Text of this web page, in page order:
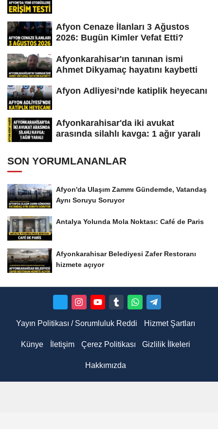
Afyon Cenaze İlanları 3 Ağustos
2026: Bugün Kimler Vefat Etti?
Afyonkarahisar'ın tanınan ismi
Ahmet Dikyamaç hayatını kaybetti
Afyon Adliyesi’nde katiplik heyecanı
Afyonkarahisar'da iki avukat
arasında silahlı kavga: 1 ağır yaralı
SON YORUMLANANLAR
Afyon'da Ulaşım Zammı Gündemde, Vatandaş
Aynı Soruyu Soruyor
Antalya Yolunda Mola Noktası: Café de Paris
Afyonkarahisar Belediyesi Zafer Restoranı
hizmete açıyor
Yayın Politikası / Sorumluluk Reddi Hizmet Şartları
Künye İletişim Çerez Politikası Gizlilik İlkeleri
Hakkımızda